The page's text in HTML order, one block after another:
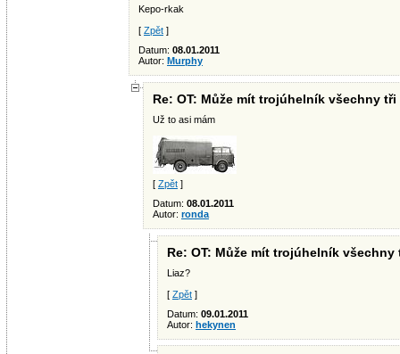
Kepo-rkak
[ Zpět ]
Datum: 08.01.2011
Autor: Murphy
Re: OT: Může mít trojúhelník všechny
Už to asi mám
[ Zpět ]
Datum: 08.01.2011
Autor: ronda
Re: OT: Může mít trojúhelník
Liaz?
[ Zpět ]
Datum: 09.01.2011
Autor: hekynen